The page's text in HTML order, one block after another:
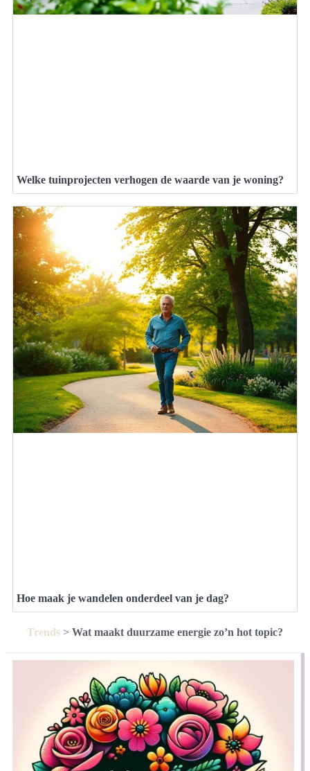
Welke tuinprojecten verhogen de waarde van je woning?
Hoe maak je wandelen onderdeel van je dag?
Trends > Wat maakt duurzame energie zo’n hot topic?